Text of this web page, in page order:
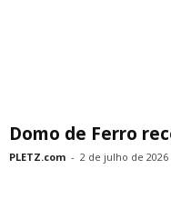
Domo de Ferro
PLETZ.com - 2 de julho de 2026